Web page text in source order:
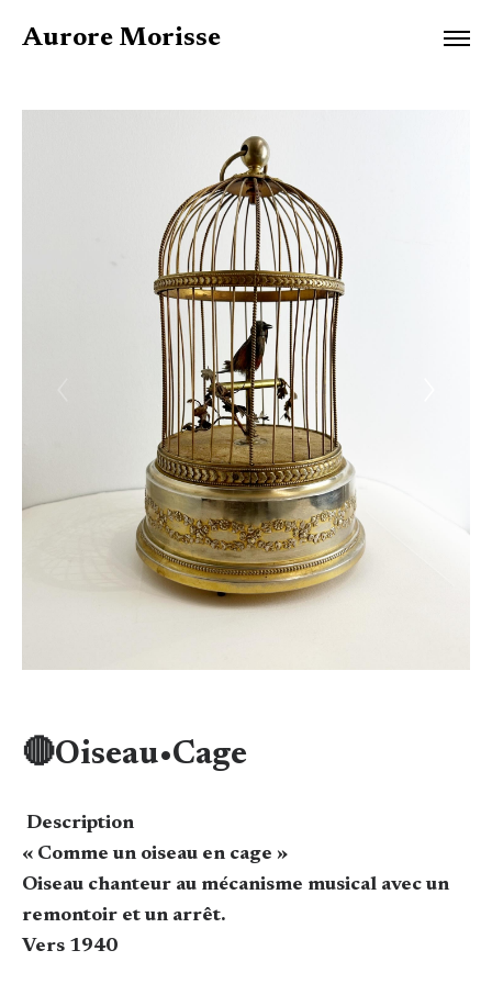
Aurore Morisse
🔴Oiseau•Cage
Description
« Comme un oiseau en cage »
Oiseau chanteur au mécanisme musical avec un
remontoir et un arrêt.
Vers 1940